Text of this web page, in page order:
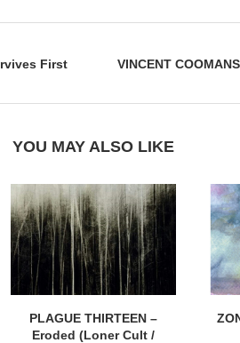
First
VINCENT
YOU MAY ALSO LIKE
PLAGUE THIRTEEN –
Eroded (Loner Cult /